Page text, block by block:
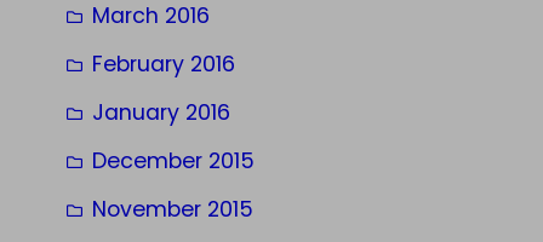
March 2016
February 2016
January 2016
December 2015
November 2015